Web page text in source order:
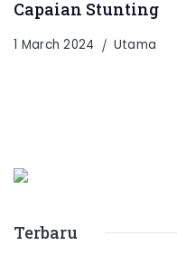
Capaian Stunting
1 March 2024 Utama
Terbaru